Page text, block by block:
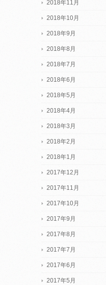
2018年11月
2018年10月
2018年9月
2018年8月
2018年7月
2018年6月
2018年5月
2018年4月
2018年3月
2018年2月
2018年1月
2017年12月
2017年11月
2017年10月
2017年9月
2017年8月
2017年7月
2017年6月
2017年5月